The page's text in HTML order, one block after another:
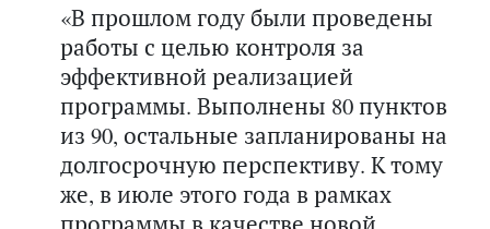
«В прошлом году были проведены
работы с целью контроля за
эффективной реализацией
программы. Выполнены 80 пунктов
из 90, остальные запланированы на
долгосрочную перспективу. К тому
же, в июле этого года в рамках